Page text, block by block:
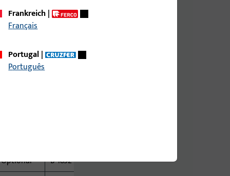
Optional
B-1823
Optional
Optional
B-1825
Optional
B-1832
Frankreich|
Français
Portugal|
Português